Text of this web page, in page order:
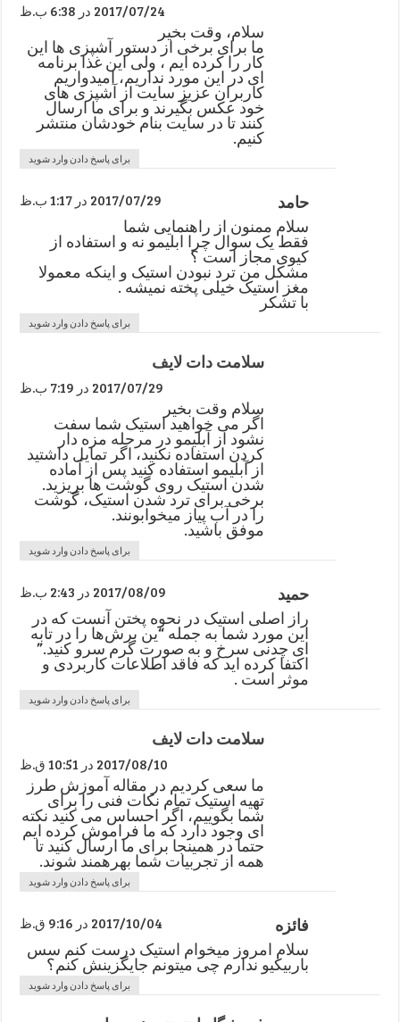
2017/07/24 در 6:38 ب.ظ
سلام، وقت بخیر
ما برای برخی از دستور آشپزی ها این
کار را کرده ایم ، ولی این غذا برنامه
ای در این مورد نداریم، امیدواریم
کاربران عزیز سایت از آشپزی های
خود عکس بگیرند و برای ما ارسال
کنند تا در سایت بنام خودشان منتشر
کنیم.
برای پاسخ دادن وارد شوید
حامد 2017/07/29 در 1:17 ب.ظ
سلام ممنون از راهنمایی شما
فقط یک سوال چرا ابلیمو نه و استفاده از
کیوی مجاز است ؟
مشکل من ترد نبودن استیک و اینکه معمولا
مغز استیک خیلی پخته نمیشه .
با تشکر
برای پاسخ دادن وارد شوید
سلامت دات لایف
2017/07/29 در 7:19 ب.ظ
سلام وقت بخیر
اگر می خواهید استیک شما سفت
نشود از آبلیمو در مرحله مزه دار
کردن استفاده نکنید، اگر تمایل داشتید
از آبلیمو استفاده کنید پس از آماده
شدن استیک روی گوشت ها بریزید.
برخی برای ترد شدن استیک، گوشت
را در آب پیاز میخوابونند.
موفق باشید.
برای پاسخ دادن وارد شوید
حمید 2017/08/09 در 2:43 ب.ظ
راز اصلی استیک در نحوه پختن آنست که در
این مورد شما به جمله “ین برش‌ها را در تابه
ای چدنی سرخ و به صورت گرم سرو کنید.”
اکتفا کرده اید که فاقد اطلاعات کاربردی و
موثر است .
برای پاسخ دادن وارد شوید
سلامت دات لایف
2017/08/10 در 10:51 ق.ظ
ما سعی کردیم در مقاله آموزش طرز
تهیه استیک تمام نکات فنی را برای
شما بگوییم، اگر احساس می کنید نکته
ای وجود دارد که ما فراموش کرده ایم
حتما در همینجا برای ما ارسال کنید تا
همه از تجربیات شما بهرهمند شوند.
برای پاسخ دادن وارد شوید
فائزه 2017/10/04 در 9:16 ق.ظ
سلام امروز میخوام استیک درست کنم سس
باربیکیو ندارم چی میتونم جایگزینش کنم؟
برای پاسخ دادن وارد شوید